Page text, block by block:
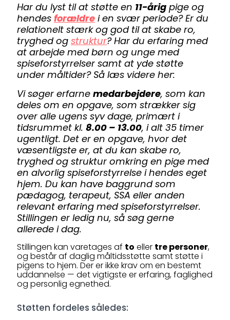
Har du lyst til at støtte en 11-årig pige og
hendes forældre i en svær periode? Er du
relationelt stærk og god til at skabe ro,
tryghed og struktur? Har du erfaring med
at arbejde med børn og unge med
spiseforstyrrelser samt at yde støtte
under måltider? Så læs videre her:
Vi søger erfarne medarbejdere, som kan
deles om en opgave, som strækker sig
over alle ugens syv dage, primært i
tidsrummet kl. 8.00 – 13.00, i alt 35 timer
ugentligt. Det er en opgave, hvor det
væsentligste er, at du kan skabe ro,
tryghed og struktur omkring en pige med
en alvorlig spiseforstyrrelse i hendes eget
hjem. Du kan have baggrund som
pædagog, terapeut, SSA eller anden
relevant erfaring med spiseforstyrrelser.
Stillingen er ledig nu, så søg gerne
allerede i dag.
Stillingen kan varetages af to eller tre personer,
og består af daglig måltidsstøtte samt støtte i
pigens to hjem. Der er ikke krav om en bestemt
uddannelse — det vigtigste er erfaring, faglighed
og personlig egnethed.
Støtten fordeles således: